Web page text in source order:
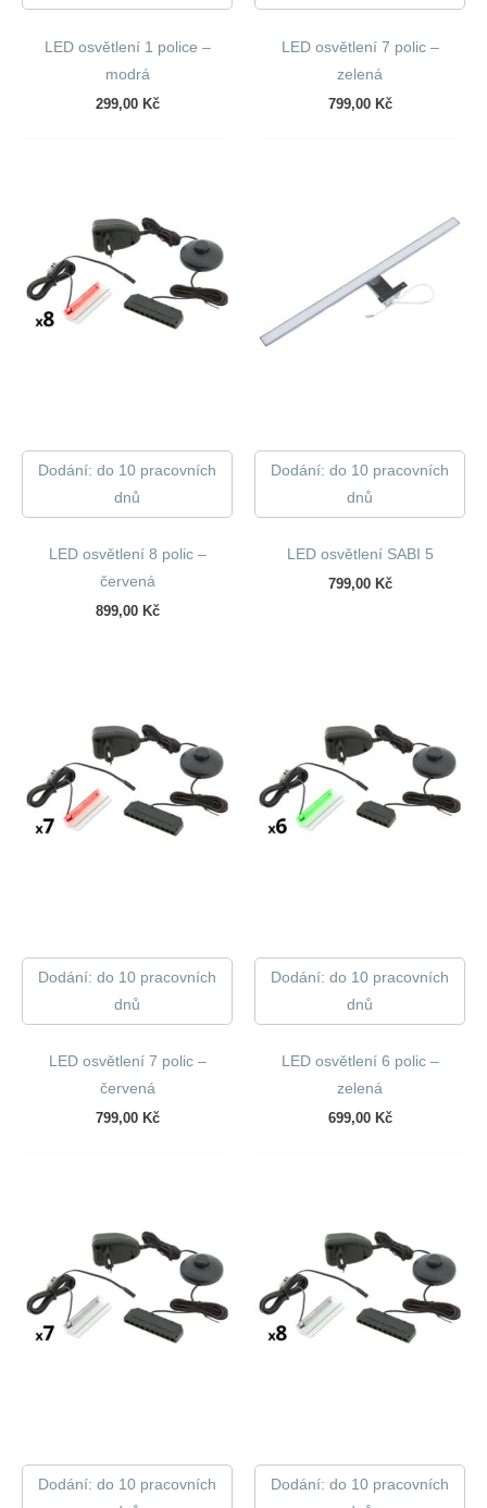
LED osvětlení 1 police –
modrá
299,00 Kč
LED osvětlení 7 polic –
zelená
799,00 Kč
Dodání: do 10 pracovních
dnů
LED osvětlení 8 polic –
červená
899,00 Kč
Dodání: do 10 pracovních
dnů
LED osvětlení SABI 5
799,00 Kč
Dodání: do 10 pracovních
dnů
LED osvětlení 7 polic –
červená
799,00 Kč
Dodání: do 10 pracovních
dnů
LED osvětlení 6 polic –
zelená
699,00 Kč
Dodání: do 10 pracovních
Dodání: do 10 pracovních